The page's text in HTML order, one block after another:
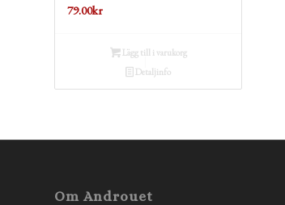
79.00kr
Lägg till i varukorg
Detaljinfo
Om Androuet